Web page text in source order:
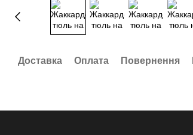
Доставка Оплата Повернення